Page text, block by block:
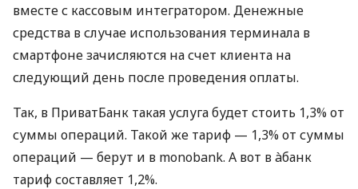
вместе с кассовым интегратором. Денежные
средства в случае использования терминала в
смартфоне зачисляются на счет клиента на
следующий день после проведения оплаты.
Так, в ПриватБанк такая услуга будет стоить 1,3% от
суммы операций. Такой же тариф — 1,3% от суммы
операций — берут и в monobank. А вот в àбанк
тариф составляет 1,2%.